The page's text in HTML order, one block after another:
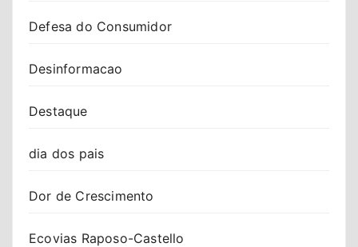
Defesa do Consumidor
Desinformacao
Destaque
dia dos pais
Dor de Crescimento
Ecovias Raposo-Castello